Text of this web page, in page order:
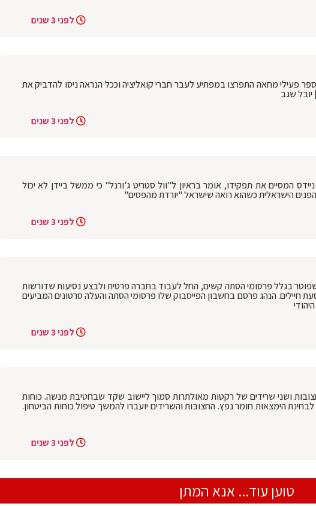
לפני 3 שנים
פעילי מחאה התפרצו במפתיע לעבר חברי קואליציה וככל הנראה ניסו להדביק את
שגב
לפני 3 שנים
המסיים את תפקידו, אומר בראיון ל"וול סטריט ג'ורנל" כי ממשל ביידן לא יכול
הישראלית כשהוא רואה שישראל "יורדת מהפסים"
לפני 3 שנים
בגלל פרסומי הסתה קשים, החל לעבוד בחברה פרטית ולבצע נסיעות שדורשות
חיילים. הנהג פרסם בחשבון הפייסבוק שלו פרסומי הסתה והעלה סרטונים המביעים
לפני 3 שנים
ושני שרידים של רקטות מאולתרות סמוך ליישוב שקד שבחטיבת מנשה. כוחות
הימצאות חומר נפץ. החצובות והשרידים יועברו להמשך טיפול כוחות הביטחון.
לפני 3 שנים
טוען עוד... אנא המתן